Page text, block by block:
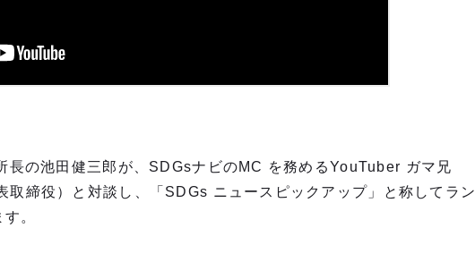
長の池田健三郎が、SDGsナビのMC を務めるYouTuber ガマ兄
取締役）と対談し、「SDGs ニュースピックアップ」と称してラン
。